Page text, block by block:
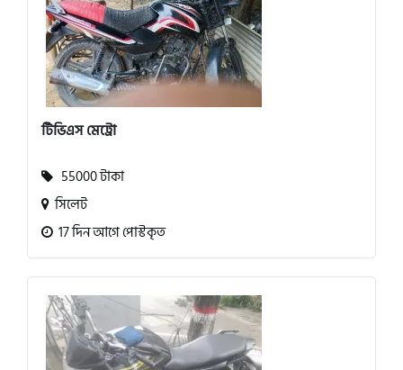
টিভিএস মেট্রো
55000 টাকা
সিলেট
17 দিন আগে পোস্টকৃত